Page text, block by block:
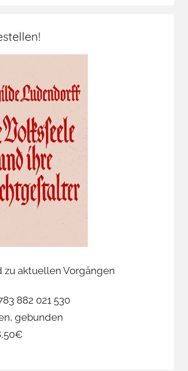
zu aktuellen Vorgängen
882 021 530
gebunden